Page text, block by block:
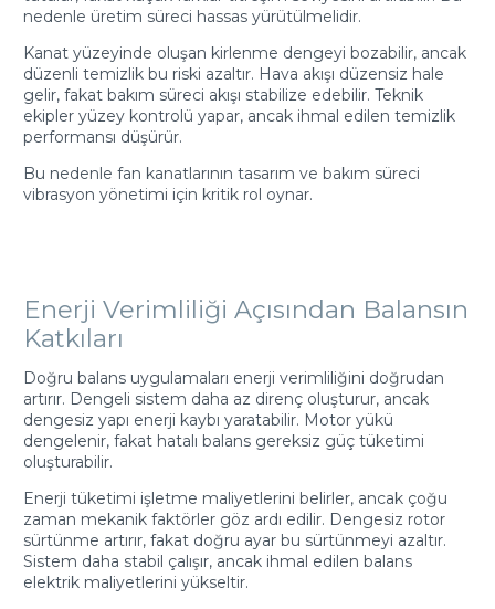
nedenle üretim süreci hassas yürütülmelidir.
Kanat yüzeyinde oluşan kirlenme dengeyi bozabilir, ancak
düzenli temizlik bu riski azaltır. Hava akışı düzensiz hale
gelir, fakat bakım süreci akışı stabilize edebilir. Teknik
ekipler yüzey kontrolü yapar, ancak ihmal edilen temizlik
performansı düşürür.
Bu nedenle fan kanatlarının tasarım ve bakım süreci
vibrasyon yönetimi için kritik rol oynar.
Enerji Verimliliği Açısından Balansın
Katkıları
Doğru balans uygulamaları enerji verimliliğini doğrudan
artırır. Dengeli sistem daha az direnç oluşturur, ancak
dengesiz yapı enerji kaybı yaratabilir. Motor yükü
dengelenir, fakat hatalı balans gereksiz güç tüketimi
oluşturabilir.
Enerji tüketimi işletme maliyetlerini belirler, ancak çoğu
zaman mekanik faktörler göz ardı edilir. Dengesiz rotor
sürtünme artırır, fakat doğru ayar bu sürtünmeyi azaltır.
Sistem daha stabil çalışır, ancak ihmal edilen balans
elektrik maliyetlerini yükseltir.